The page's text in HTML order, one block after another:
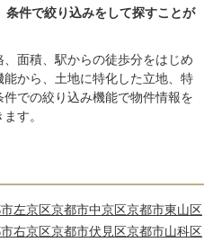
条件で絞り込みをして探すことが
面積、駅からの徒歩分をはじめ
から、土地に特化した立地、特
での絞り込み機能で物件情報を
す。
左京区京都市中京区京都市東山区
右京区京都市伏見区京都市山科区